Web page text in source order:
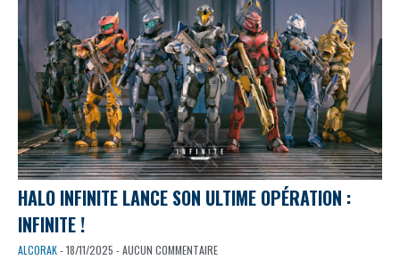
HALO INFINITE LANCE SON ULTIME OPÉRATION :
INFINITE !
ALCORAK- 18/11/2025 - AUCUN COMMENTAIRE